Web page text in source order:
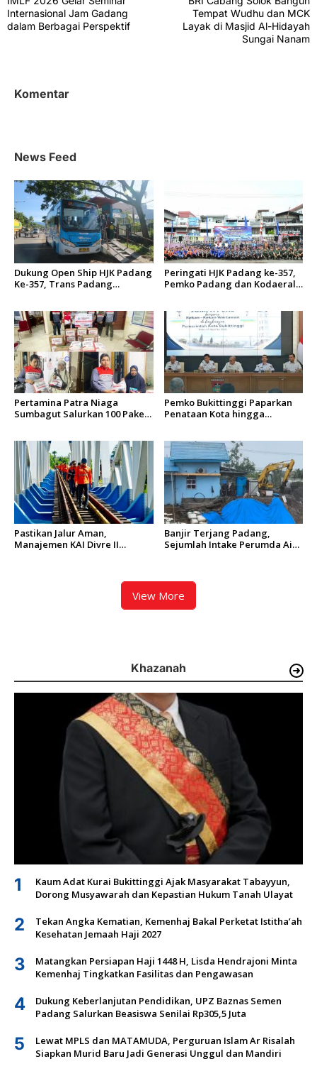
v
i
s
o
s
Internasional Jam Gadang
dalam Berbagai Perspektif
Tempat Wudhu dan MCK
Layak di Masjid Al-Hidayah
Sungai Nanam
Komentar
News Feed
Dukung Open Ship HJK Padang
Ke-357, Trans Padang
Peringati HJK Padang ke-357,
Pemko Padang dan Kodaeral
Pertamina Patra Niaga
Sumbagut Salurkan 100 Paket
Pemko Bukittinggi Paparkan
Penataan Kota hingga
Pastikan Jalur Aman,
Manajemen KAI Divre II
Banjir Terjang Padang,
Sejumlah Intake Perumda Air
View More
Khazanah
1
Kaum Adat Kurai Bukittinggi Ajak Masyarakat Tabayyun,
Dorong Musyawarah dan Kepastian Hukum Tanah Ulayat
2
Tekan Angka Kematian, Kemenhaj Bakal Perketat Istitha’ah
Kesehatan Jemaah Haji 2027
3
Matangkan Persiapan Haji 1448 H, Lisda Hendrajoni Minta
Kemenhaj Tingkatkan Fasilitas dan Pengawasan
4
Dukung Keberlanjutan Pendidikan, UPZ Baznas Semen
Padang Salurkan Beasiswa Senilai Rp305,5 Juta
5
Lewat MPLS dan MATAMUDA, Perguruan Islam Ar Risalah
Siapkan Murid Baru Jadi Generasi Unggul dan Mandiri